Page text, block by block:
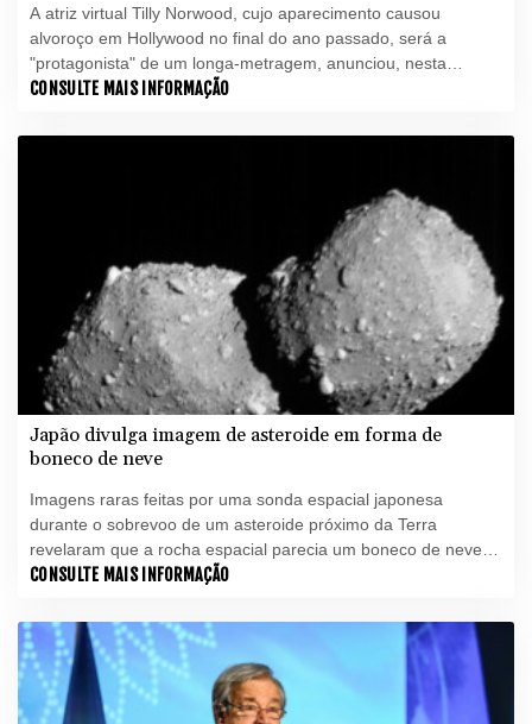
A atriz virtual Tilly Norwood, cujo aparecimento causou
alvoroço em Hollywood no final do ano passado, será a
"protagonista" de um longa-metragem, anunciou, nesta
segunda-feira (6), o estúdio Particle6, encarregado do filme
CONSULTE MAIS INFORMAÇÃO
Japão divulga imagem de asteroide em forma de
boneco de neve
Imagens raras feitas por uma sonda espacial japonesa
durante o sobrevoo de um asteroide próximo da Terra
revelaram que a rocha espacial parecia um boneco de neve,
informaram cientistas nesta segunda-feira (6).
CONSULTE MAIS INFORMAÇÃO